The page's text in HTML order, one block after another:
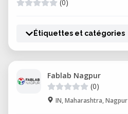
(0)
Étiquettes et catégories
Fablab Nagpur
(0)
IN, Maharashtra, Nagpur